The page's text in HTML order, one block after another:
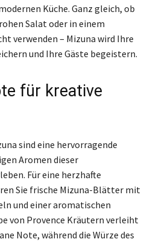
Küche. Ganz gleich, ob
Salat oder in einem
verwenden – Mizuna wird Ihre
und Ihre Gäste begeistern.
für kreative
sind eine hervorragende
Aromen dieser
Für eine herzhafte
Sie frische Mizuna-Blätter mit
und einer aromatischen
von Provence Kräutern verleiht
Note, während die Würze des